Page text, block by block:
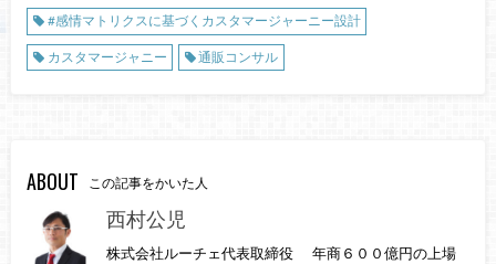
#感情マトリクスに基づくカスタマージャーニー設計
カスタマージャニー 通販コンサル
ABOUT この記事をかいた人
西村公児
株式会社ルーチェ代表取締役 年商６００億円の上場